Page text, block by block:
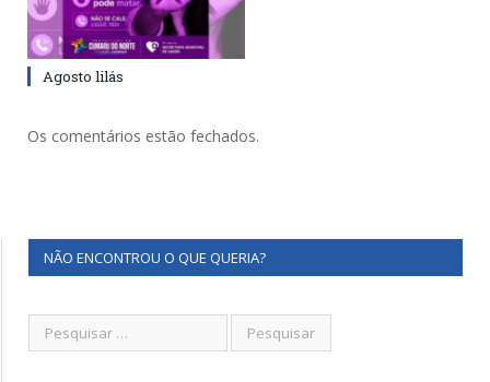
Agosto lilás
Os comentários estão fechados.
NÃO ENCONTROU O QUE QUERIA?